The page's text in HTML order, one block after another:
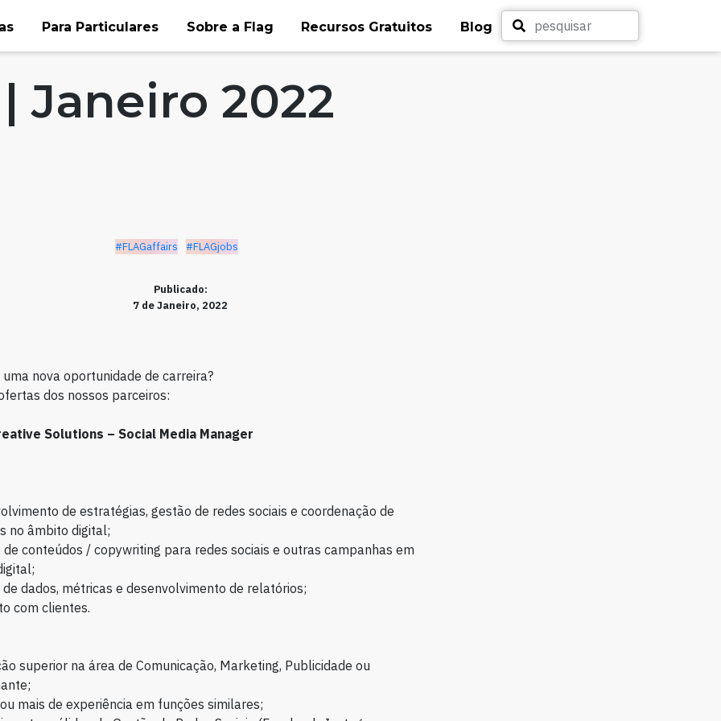
Para Particulares Sobre a Flag Recursos Gratuitos Blog
Janeiro 2022
#FLAGaffairs #FLAGjobs
Publicado:
7 de Janeiro, 2022
nova oportunidade de carreira?
dos nossos parceiros:
Solutions – Social Media Manager
de estratégias, gestão de redes sociais e coordenação de
no âmbito digital;
de conteúdos / copywriting para redes sociais e outras campanhas em
de dados, métricas e desenvolvimento de relatórios;
com clientes.
superior na área de Comunicação, Marketing, Publicidade ou
mais de experiência em funções similares;